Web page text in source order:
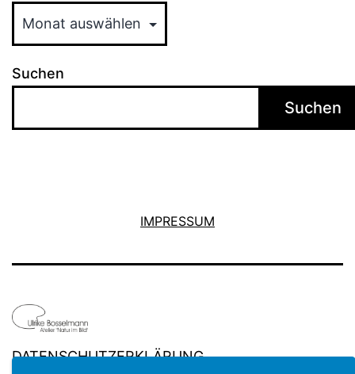
Suchen
Suchen
IMPRESSUM
DATENSCHUTZERKLÄRUNG